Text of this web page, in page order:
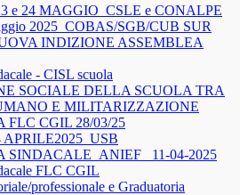
e 24 MAGGIO_CSLE e CONALPE
2025_COBAS/SGB/CUB SUR
INDIZIONE ASSEMBLEA
- CISL scuola
SOCIALE DELLA SCUOLA TRA
E MILITARIZZAZIONE
FLC CGIL 28/03/25
APRILE2025_USB
SINDACALE_ANIEF_ 11-04-2025
FLC CGIL
professionale e Graduatoria